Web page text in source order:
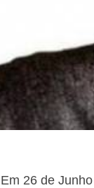
Em 26 de